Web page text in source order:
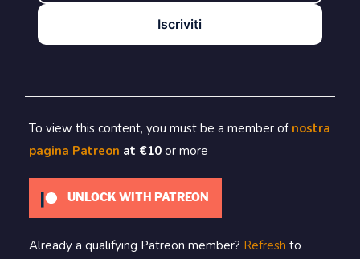
Iscriviti
To view this content, you must be a member of nostra
pagina Patreon at €10 or more
UNLOCK WITH PATREON
Already a qualifying Patreon member? Refresh to